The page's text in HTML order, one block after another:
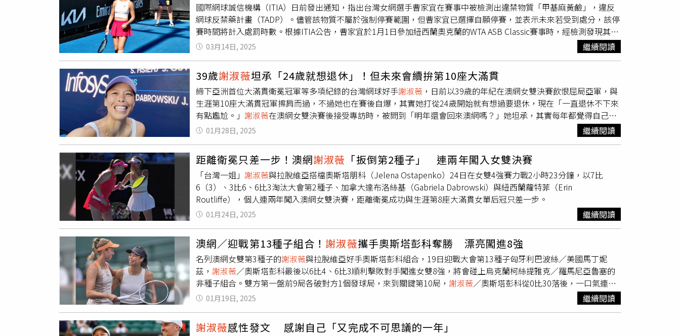
國際網球誠信機構（ITIA）日前發出通知，指出台灣女網選手曹家宜在賽事中被檢測出違禁物質「甲基麻黃鹼」，違反
網球反禁藥計畫（TADP）。儘管該物質不屬於強制停賽範圍，但曹家宜已選擇自願停賽，並表示未來若受到處分，該停
賽時間將計入處罰時數。根據ITIA公告，曹家宜於1月1日參加紐西蘭奧克蘭的WTA ASB Classic賽事時，經檢測發現其樣
本中含有甲基麻黃鹼，該物質屬於世界反禁藥機構（WADA）所列的興奮劑類禁用物質，常見於一些感冒藥中。然而曹
家宜並未持有治療用途豁免（TUE），因此違反了TADP第2.1條及第2.2條規定。儘管甲基麻黃鹼並未引發強制性停賽，
事。倘若最終受到正式處分，停賽時數將會被計入懲處期間。今年21歲的曹家宜，去年在巴黎奧運中與
女雙8強，並創下世界女雙排名新高，第115位，目前她的排名位居第129名。她在今年初首次參加大滿貫賽事，遺憾在
女雙首輪即以直落二不敵第11種子選手，遭淘汰。曹家宜所屬經紀公司啟程國際運動行銷表示，曹家宜選手服用感冒
藥，並非故意使用禁藥，已全力配合ITIA的調查，並將爭取最佳權益。經紀公司強調，曹家宜已提交相關資料並等待最
終結果，會讓ITIA了解選手並無故意使用禁藥的意圖。甲基麻黃鹼在台灣市售的感冒藥中較為常見，但在國際反禁藥規
03月14日, 2025 繼續閱讀
39歲謝淑薇坦承「24歲就想退休」！但未來會續拚第10座大滿貫
締下亞洲首位大滿貫衛冕冠軍等多項紀錄的台灣網球好手謝淑薇 ，日前以39歲的年紀在澳網女雙決賽飲恨屈局亞軍，與
生涯第10座大滿貫冠軍擦肩而過，不過她也在賽後自爆，其實她打從24歲開始就有想過要退休，現在「一直退休不下來
有點尷尬。」 謝淑薇在澳網女雙決賽後接受專訪時，被問到「明年還會回來澳網嗎？」她坦承，其實每年都覺得自己明
年就不會再重返球場了，甚至早在她24歲的時候，就有想過可能再打個2年就要退休享受生活，沒想到卻一直打到現
笑稱，自己也覺得一直無法退休有點尷尬，常常自問什麼時候才可以退休。不過她也認為，打球當然還是很
好玩，尤其可以到世界各地旅遊，打球的同時，還可以逛街吃美食。至於未來有沒有要拚第10座大滿貫冠軍？
透露，她今年不會太頻繁出賽，因為可能還是會繼續拚第10座大滿貫。她也笑稱澳網的亞軍銀盤有點太小了，「希望下
次拿大一點的獎盃。」據悉，謝淑薇是繼盧彥勳之後台灣第2位打進大滿貫單打八強的選手，生涯拿過7座大滿貫女雙冠
軍、2座大滿貫混雙冠軍，WTA雙打排名則排在第32位，更是亞洲首位大滿貫衛冕冠軍（2019年與2021年溫布頓網球錦
標賽），為台灣網球史上成績最佳選手。
01月28日, 2025 繼續閱讀
距離衛冕只差一步！澳網謝淑薇 「扳倒第2種子」 連兩年闖入女雙決賽
「台灣一姐」 謝淑薇與拉脫維亞搭檔奧斯塔朋科（Jelena Ostapenko）24日在女雙4強賽力戰2小時23分鐘，以7比
6（3）、3比6、6比3淘汰大會第2種子、加拿大達布洛絲基（Gabriela Dabrowski）與紐西蘭蘿特菲（Erin
Routliffe），個人連兩年闖入澳網女雙決賽，距離衛冕成功與生涯第8座大滿貫女單后冠只差一步。
01月24日, 2025 繼續閱讀
澳網／迎戰第13種子組合！ 謝淑薇攜手奧斯塔彭科奪勝 漂亮闖進8強
名列澳網女雙第3種子的謝淑薇與拉脫維亞好手奧斯塔彭科組合，19日迎戰大會第13種子匈牙利巴波絲／美國馬丁妮
茲， 謝淑薇／奧斯塔彭科最後以6比4、6比3順利擊敗對手闖進女雙8強，將會碰上烏克蘭柯絲提雅克／羅馬尼亞魯塞的
非種子組合。雙方第一盤前9局各破對方1個發球局，來到關鍵第10局， 謝淑薇／奧斯塔彭科從0比30落後，一口氣連拿4
分再次破掉對手發球局，漂亮以6比4的比數拿下第一盤。來到第二盤第8局，
／奧斯塔彭科從30比40落後，連拿3
／奧斯塔彭科更是直接連拿4分保發，也順利以6
比3拿下比賽勝利宣告晉級8強。
01月19日, 2025 繼續閱讀
謝淑薇感性發文 感謝自己「又完成不可思議的一年」